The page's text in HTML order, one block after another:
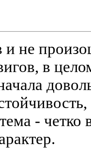
и не
в
-